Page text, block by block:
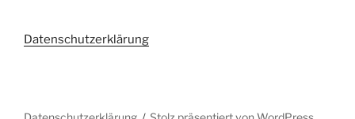
Datenschutzerklärung